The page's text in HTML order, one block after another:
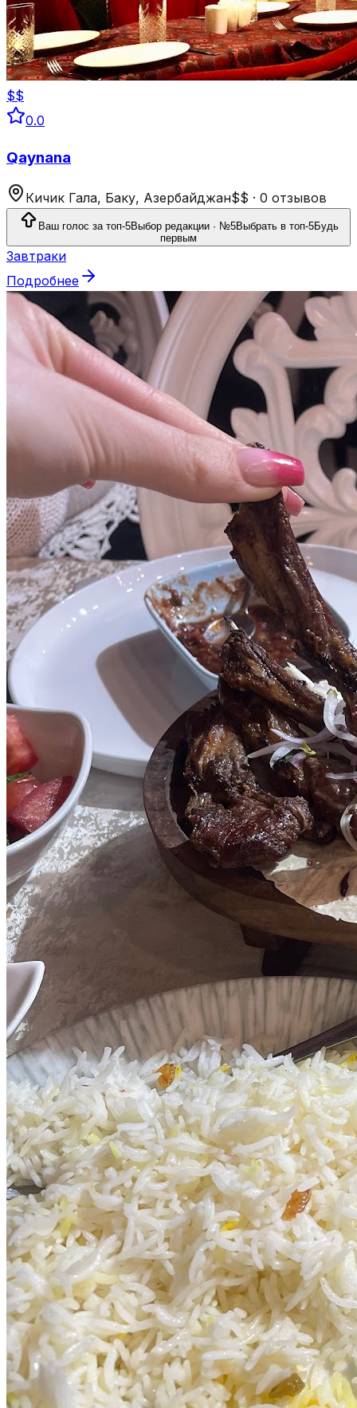
$$
0.0
Qaynana
Кичик Гала, Баку, Азербайджан$$ · 0 отзывов
Ваш голос за топ-5Выбор редакции · №5Выбрать в топ-5Будь
первым
Завтраки
Подробнее